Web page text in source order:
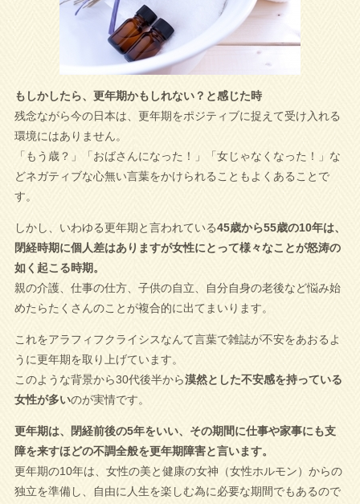
もしかしたら、更年期かもしれない？と感じた時
残念ながら今の日本は、更年期をポジティブに捉えて受け入れる
環境にはありません。
「もう歳？」「おばさんになった！」「女じゃなくなった！」な
どネガティブな心無い言葉をかけられることもよくあることで
す。
しかし、いわゆる更年期と言われている45歳から55歳の10年は、
閉経時期に個人差はありますが女性にとって様々なことが怒涛の
如く起こる時期。
親の介護、仕事の仕方、子供の自立、自分自身の老後など悩み始
めたらたくさんのことが複合的に出てまいります。
これをアラフィフクライシスなんて言葉で雑誌が不安をあおるよ
うに更年期を取り上げています。
このような背景から30代後半から漠然とした不安感を持っている
女性が多いのが実情です。
更年期は、閉経前後の5年をいい、その期間に仕事や家事にも支
障を来すほどの不調全般を更年期障害と言います。
更年期の10年は、女性の美と健康の女神（女性ホルモン）からの
独立を準備し、自由に人生を楽しむ為に必要な期間でもあるので